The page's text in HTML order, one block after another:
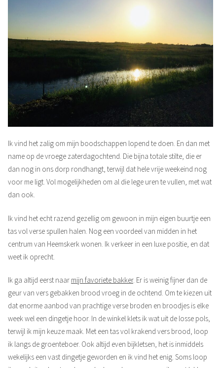
Ik vind het zalig om mijn boodschappen lopend te doen. En dan met
name op de vroege zaterdagochtend. Die bijna totale stilte, die er
dan nog in ons dorp rondhangt, terwijl dat hele vrije weekeind nog
voor me ligt. Vol mogelijkheden om al die lege uren te vullen, met wat
dan ook.
Ik vind het echt razend gezellig om gewoon in mijn eigen buurtje een
tas vol verse spullen halen. Nog een voordeel van midden in het
centrum van Heemskerk wonen. Ik verkeer in een luxe positie, en dat
weet ik oprecht.
Ik ga altijd eerst naar mijn favoriete bakker. Er is weinig fijner dan de
geur van vers gebakken brood vroeg in de ochtend. Om te kiezen uit
dat enorme aanbod van prachtige verse broden en broodjes is elke
week wel een dingetje hoor. In de winkel klets ik wat uit de losse pols,
terwijl ik mijn keuze maak. Met een tas vol krakend vers brood, loop
ik langs de groenteboer. Ook altijd even bijkletsen, het is inmiddels
wekelijks een vast dingetje geworden en ik vind het enig. Soms loop